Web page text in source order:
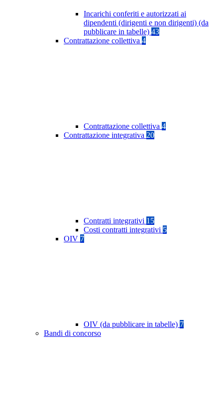
Incarichi conferiti e autorizzati ai
dipendenti (dirigenti e non dirigenti) (da
pubblicare in tabelle) 43
Contrattazione collettiva 4
Contrattazione collettiva 4
Contrattazione integrativa 20
Contratti integrativi 15
Costi contratti integrativi 5
OIV 7
OIV (da pubblicare in tabelle) 7
Bandi di concorso